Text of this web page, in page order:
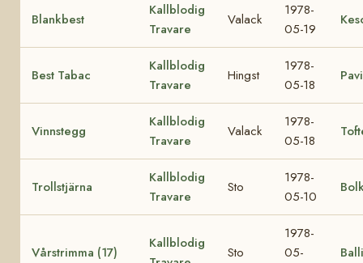
Blankbest
Kallblodig
Travare
Valack
1978-
05-19
Best Tabac
Kallblodig
Travare
Hingst
1978-
05-18
Vinnstegg
Kallblodig
Travare
Valack
1978-
05-18
Trollstjärna
Kallblodig
Travare
Sto
1978-
05-10
Vårstrimma (17)
Kallblodig
Sto
1978-
05-